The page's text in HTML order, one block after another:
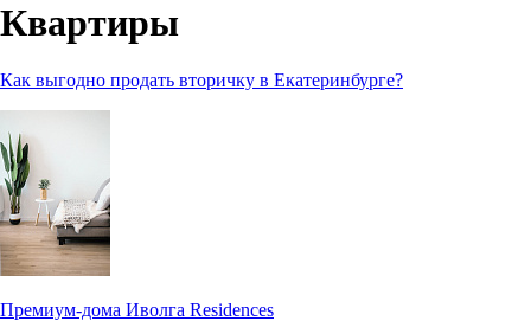
Квартиры
Как выгодно продать вторичку в Екатеринбурге?
Премиум-дома Иволга Residences